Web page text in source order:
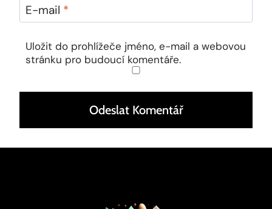
E-mail *
Uložit do prohlížeče jméno, e-mail a webovou
stránku pro budoucí komentáře.